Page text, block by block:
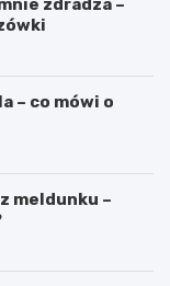
zdradza –
– co mówi o
meldunku –